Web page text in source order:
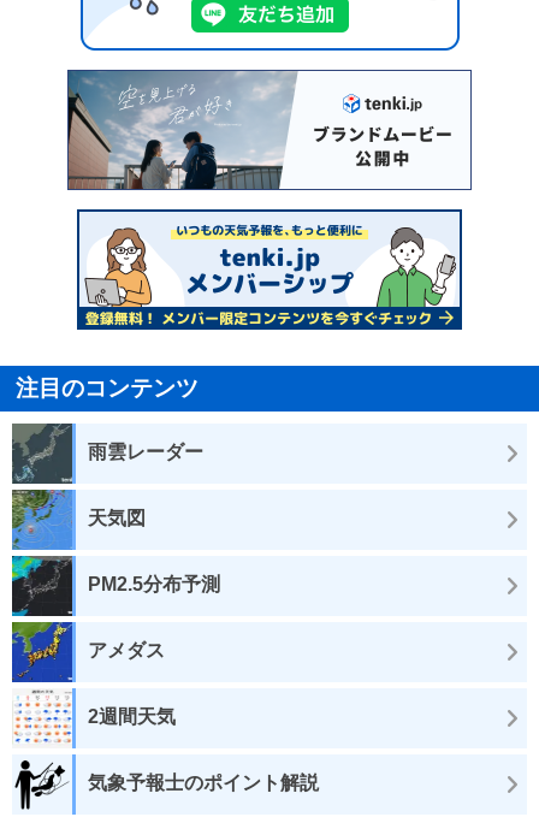
注目のコンテンツ
雨雲レーダー
天気図
PM2.5分布予測
アメダス
2週間天気
気象予報士のポイント解説